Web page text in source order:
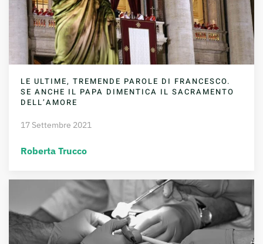
LE ULTIME, TREMENDE PAROLE DI FRANCESCO.
SE ANCHE IL PAPA DIMENTICA IL SACRAMENTO
DELL’AMORE
17 Settembre 2021
Roberta Trucco